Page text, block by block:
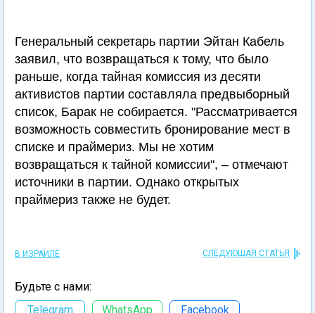
Генеральный секретарь партии Эйтан Кабель
заявил, что возвращаться к тому, что было
раньше, когда тайная комиссия из десяти
активистов партии составляла предвыборный
список, Барак не собирается. "Рассматривается
возможность совместить бронирование мест в
списке и праймериз. Мы не хотим
возвращаться к тайной комиссии", – отмечают
источники в партии. Однако открытых
праймериз также не будет.
В ИЗРАИЛЕ СЛЕДУЮЩАЯ СТАТЬЯ
Будьте с нами:
Telegram
WhatsApp Facebook